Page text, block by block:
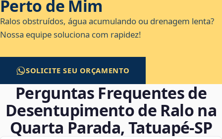
Perto de Mim
Ralos obstruídos, água acumulando ou drenagem lenta?
Nossa equipe soluciona com rapidez!
SOLICITE SEU ORÇAMENTO
Perguntas Frequentes de
Desentupimento de Ralo na
Quarta Parada, Tatuapé‑SP